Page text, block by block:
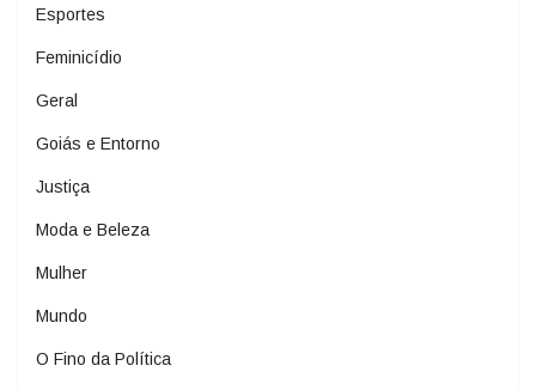
Esportes
Feminicídio
Geral
Goiás e Entorno
Justiça
Moda e Beleza
Mulher
Mundo
O Fino da Política